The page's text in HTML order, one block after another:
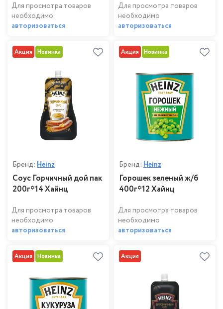
Для просмотра товаров
необходимо
авторизоваться
Для просмотра товаров
необходимо
авторизоваться
Акция Новинка
Бренд: Heinz
Соус Горчичный дой пак
200г*14 Хайнц
Для просмотра товаров
необходимо
авторизоваться
Акция Новинка
Бренд: Heinz
Горошек зеленый ж/б
400г*12 Хайнц
Для просмотра товаров
необходимо
авторизоваться
Акция Новинка Акция